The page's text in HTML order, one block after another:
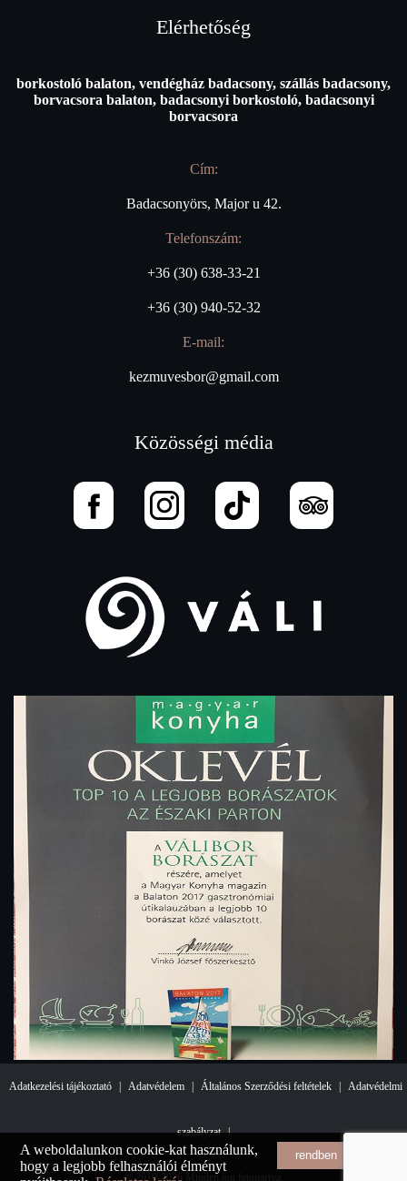
Elérhetőség
borkostoló balaton, vendégház badacsony, szállás badacsony,
borvacsora balaton, badacsonyi borkostoló, badacsonyi
borvacsora
Cím:
Badacsonyörs, Major u 42.
Telefonszám:
+36 (30) 638-33-21
+36 (30) 940-52-32
E-mail:
kezmuvesbor@gmail.com
Közösségi média
Adatkezelési tájékoztató Adatvédelem Általános Szerződési feltételek Adatvédelmi
szabályzat |
© 2019-2026 Minden jog fenntartva.
A weboldalunkon cookie-kat használunk,
hogy a legjobb felhasználói élményt
rendben